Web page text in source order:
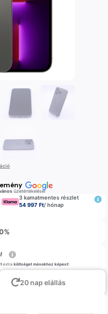
üzletértékelései
3 kamatmentes részlet
54 997 Ft/ hónap
extra költséget másokhoz képest!
20 nap elállás